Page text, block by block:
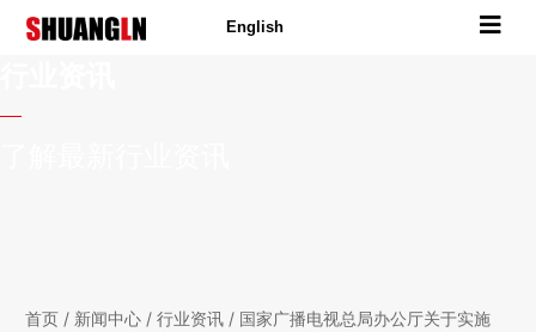
English
首页/ 新闻中心/ 行业资讯/ 国家广播电视总局办公厅关于实施